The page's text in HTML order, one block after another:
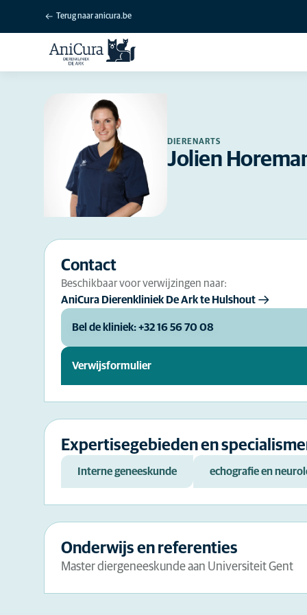
Terug naar anicura.be
DIERENARTS
Jolien
Contact
Beschikbaar voor verwijzingen naar:
AniCura Dierenkliniek De Ark te Hulshout
Bel de kliniek: +32 16 56 70 08
Verwijsformulier
Expertisegebieden en
Interne geneeskunde echografie en
Onderwijs en referenties
Master diergeneeskunde aan Universiteit Gent